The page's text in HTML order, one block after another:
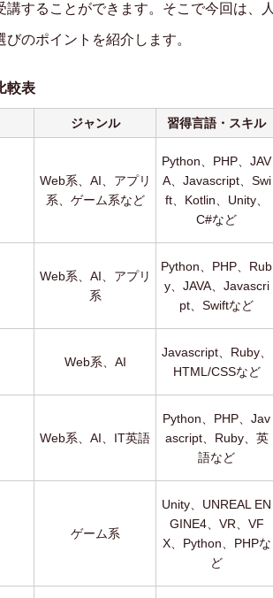
することができます。そこで今回は、人
のポイントを紹介します。
較表
ジャンル 習得言語・スキル
Web系、AI、アプリ
系、ゲーム系など
Python、PHP、JAV
A、Javascript、Swi
ft、Kotlin、Unity、
C#など
Web系、AI、アプリ
系
Python、PHP、Rub
y、JAVA、Javascri
pt、Swiftなど
Web系、AI
Javascript、Ruby、
HTML/CSSなど
Web系、AI、IT英語
Python、PHP、Jav
ascript、Ruby、英
語など
ゲーム系
Unity、UNREAL EN
GINE4、VR、VF
X、Python、PHPな
ど